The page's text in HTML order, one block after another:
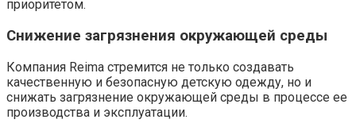
приоритетом.
Снижение загрязнения окружающей среды
Компания Reima стремится не только создавать
качественную и безопасную детскую одежду, но и
снижать загрязнение окружающей среды в процессе ее
производства и эксплуатации.